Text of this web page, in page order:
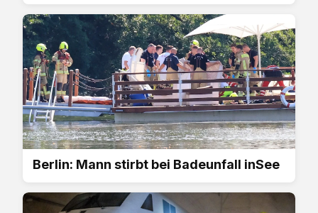
Berlin: Mann stirbt bei Badeunfall inSee